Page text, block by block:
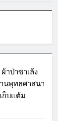
าป่าซาเล้ง
นพุทธศาสนา
ก็บแต้ม